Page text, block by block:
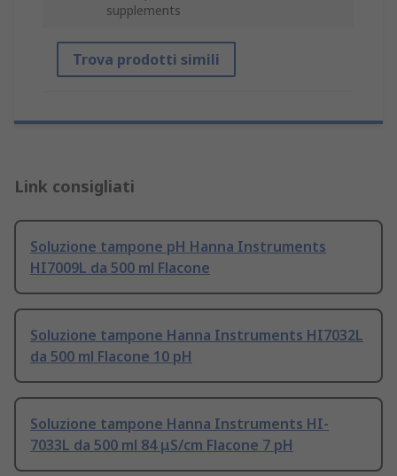
supplements
Trova prodotti simili
Link consigliati
Soluzione tampone pH Hanna Instruments
HI7009L da 500 ml Flacone
Soluzione tampone Hanna Instruments HI7032L
da 500 ml Flacone 10 pH
Soluzione tampone Hanna Instruments HI-
7033L da 500 ml 84 μS/cm Flacone 7 pH